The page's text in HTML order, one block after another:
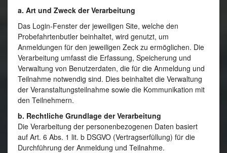
a. Art und Zweck der Verarbeitung
Das Login-Fenster der jeweiligen Site, welche den
Probefahrtenbutler beinhaltet, wird genutzt, um
Anmeldungen für den jeweiligen Zeck zu ermöglichen. Die
Verarbeitung umfasst die Erfassung, Speicherung und
Verwaltung von Benutzerdaten, die für die Anmeldung und
Teilnahme notwendig sind. Dies beinhaltet die Verwaltung
der Veranstaltungsteilnahme sowie die Kommunikation mit
den Teilnehmern.
b. Rechtliche Grundlage der Verarbeitung
Die Verarbeitung der personenbezogenen Daten basiert
auf Art. 6 Abs. 1 lit. b DSGVO (Vertragserfüllung) für die
Durchführung der Anmeldung und Teilnahme.